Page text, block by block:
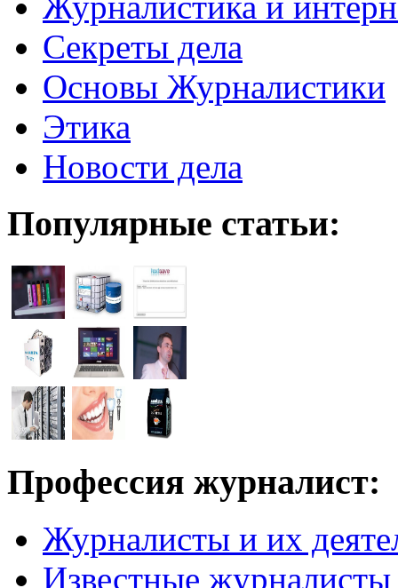
Секреты дела
Основы Журналистики
Этика
Новости дела
Популярные статьи:
Профессия журналист:
Журналисты и их
Известные журналисты